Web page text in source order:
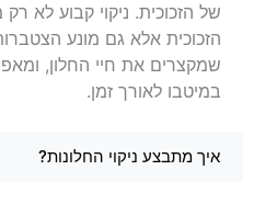
של הזכוכית. ניקוי קבוע לא
הזכוכית אלא גם מונע
שמקצרים את חיי החלון,
במיטבו לאורך זמן.
איך מתבצע ניקוי החלונות?